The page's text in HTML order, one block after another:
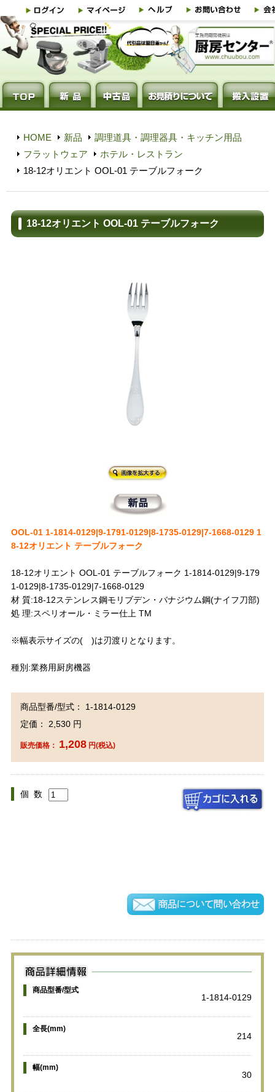
HOME 新品
調理道具・調理器具・キッチン用品
フラットウェア
ホテル・レストラン
18-12オリエント OOL-01 テーブルフォーク
18-12オリエント OOL-01 テーブルフォーク
OOL-01 1-1814-0129|9-1791-0129|8-1735-0129|7-1668-0129 1
8-12オリエント テーブルフォーク
18-12オリエント OOL-01 テーブルフォーク 1-1814-0129|9-179
1-0129|8-1735-0129|7-1668-0129
材 質:18-12ステンレス鋼モリブデン・バナジウム鋼(ナイフ刀部)
処 理:スペリオール・ミラー仕上 TM
※幅表示サイズの( )は刃渡りとなります。
種別:業務用厨房機器
商品型番/型式： 1-1814-0129
定価： 2,530 円
販売価格： 1,208円(税込)
個 数
商品型番/型式
1-1814-0129
全長(mm)
214
幅(mm)
30